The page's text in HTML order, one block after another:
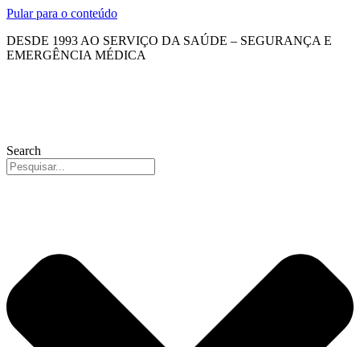
Pular para o conteúdo
DESDE 1993 AO SERVIÇO DA SAÚDE – SEGURANÇA E
EMERGÊNCIA MÉDICA
Search